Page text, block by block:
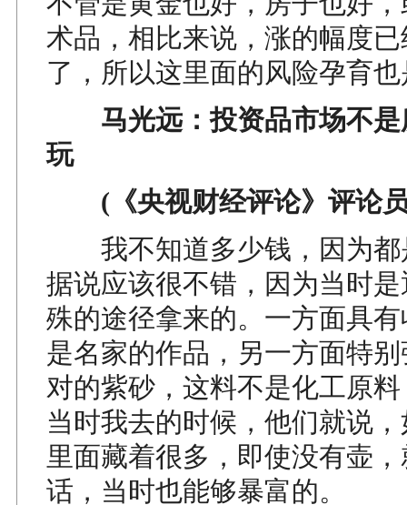
术品，相比来说，涨的幅度
了，所以这里面的风险孕育
马光远：投资品市场不是
玩
(《央视财经评论》评论
我不知道多少钱，因为都
据说应该很不错，因为当时
殊的途径拿来的。一方面具
是名家的作品，另一方面特
对的紫砂，这料不是化工原
当时我去的时候，他们就说
里面藏着很多，即使没有壶
话，当时也能够暴富的。